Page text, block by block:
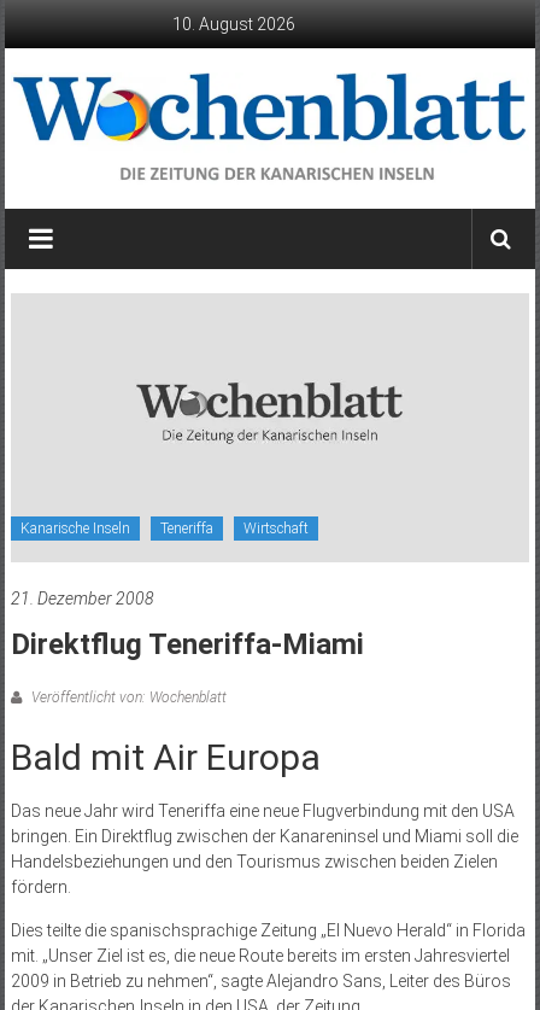
10. August 2026
Wochenblatt
die
Kanarische Inseln Teneriffa Wirtschaft
21. Dezember 2008
Direktflug Teneriffa-Miami
Veröffentlicht von: Wochenblatt
Bald mit Air Europa
Das neue Jahr wird Teneriffa eine neue Flugverbindung mit den USA
bringen. Ein Direktflug zwischen der Kanareninsel und Miami soll die
Handelsbeziehungen und den Tourismus zwischen beiden Zielen
fördern.
Dies teilte die spanischsprachige Zeitung „El Nuevo Herald“ in Florida
mit. „Unser Ziel ist es, die neue Route bereits im ersten Jahresviertel
2009 in Betrieb zu nehmen“, sagte Alejandro Sans, Leiter des Büros